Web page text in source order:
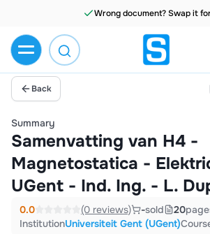
Wrong document? Swap it
Back
Summary
Samenvatting van H4 -
Magnetostatica -
UGent - Ind. Ing. - L.
0.0 (0 reviews) -sold 20
InstitutionUniversiteit Gent (UGent)